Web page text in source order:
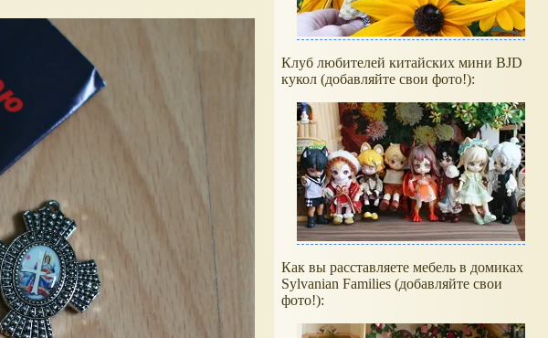
Клуб любителей китайских мини BJD
кукол (добавляйте свои фото!):
Как вы расставляете мебель в домиках
Sylvanian Families (добавляйте свои
фото!):